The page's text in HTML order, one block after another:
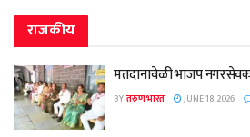
राजकीय
मतदानावेळी भाजप
BYतरुण भारत JUNE 18, 2026